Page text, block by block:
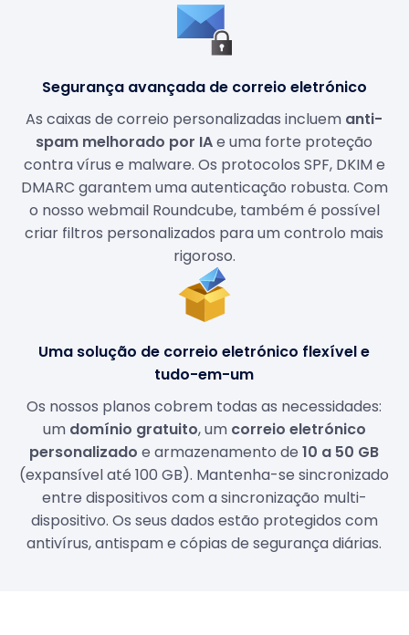
Segurança avançada de correio eletrónico
As caixas de correio personalizadas incluem anti-
spam melhorado por IAe uma forte proteção
contra vírus e malware. Os protocolos SPF, DKIM e
DMARC garantem uma autenticação robusta. Com
o nosso webmail Roundcube, também é possível
criar filtros personalizados para um controlo mais
rigoroso.
Uma solução de correio eletrónico flexível e
tudo-em-um
Os nossos planos cobrem todas as necessidades:
um domínio gratuito, um correio eletrónico
personalizado e armazenamento de10 a 50 GB
(expansível até 100 GB). Mantenha-se sincronizado
entre dispositivos com a sincronização multi-
dispositivo. Os seus dados estão protegidos com
antivírus, antispam e cópias de segurança diárias.